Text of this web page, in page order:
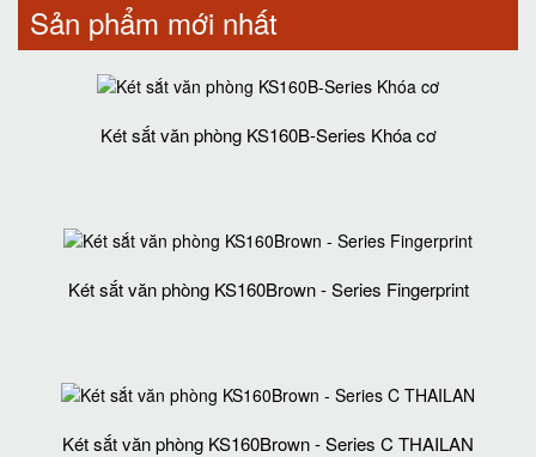
Sản phẩm mới nhất
Két sắt văn phòng KS160B-Series Khóa cơ
Két sắt văn phòng KS160Brown - Series Fingerprint
Két sắt văn phòng KS160Brown - Series C THAILAN